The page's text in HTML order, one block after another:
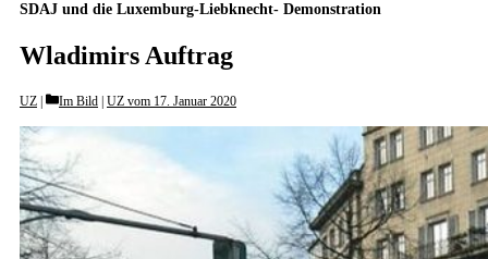
SDAJ und die Luxemburg-Liebknecht- Demonstration
Wladimirs Auftrag
UZ Categories
Im Bild UZ vom 17. Januar 2020